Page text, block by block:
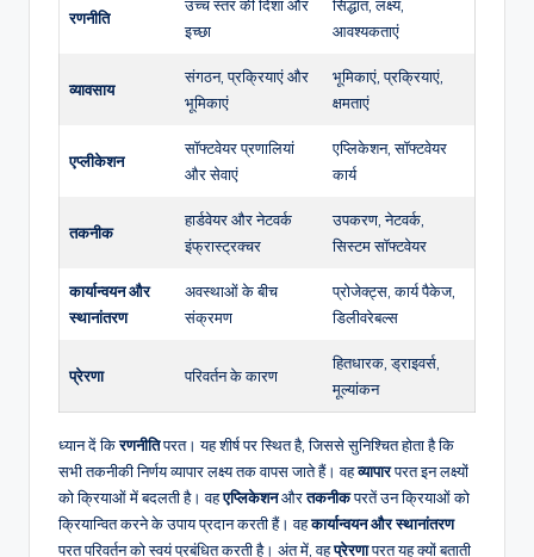
रणनीति
उच्च स्तर की दिशा और
इच्छा
सिद्धांत, लक्ष्य,
आवश्यकताएं
व्यावसाय
संगठन, प्रक्रियाएं और
भूमिकाएं
भूमिकाएं, प्रक्रियाएं,
क्षमताएं
एप्लीकेशन
सॉफ्टवेयर प्रणालियां
और सेवाएं
एप्लिकेशन, सॉफ्टवेयर
कार्य
तकनीक
हार्डवेयर और नेटवर्क
इंफ्रास्ट्रक्चर
उपकरण, नेटवर्क,
सिस्टम सॉफ्टवेयर
कार्यान्वयन और
स्थानांतरण
अवस्थाओं के बीच
संक्रमण
प्रोजेक्ट्स, कार्य पैकेज,
डिलीवरेबल्स
प्रेरणा परिवर्तन के कारण
हितधारक, ड्राइवर्स,
मूल्यांकन
ध्यान दें किरणनीतिपरत। यह शीर्ष पर स्थित है, जिससे सुनिश्चित होता है कि
सभी तकनीकी निर्णय व्यापार लक्ष्य तक वापस जाते हैं। वहव्यापारपरत इन लक्ष्यों
को क्रियाओं में बदलती है। वहएप्लिकेशनऔरतकनीकपरतें उन क्रियाओं को
क्रियान्वित करने के उपाय प्रदान करती हैं। वहकार्यान्वयन और स्थानांतरण
परत परिवर्तन को स्वयं प्रबंधित करती है। अंत में, वहप्रेरणापरत यह क्यों बताती